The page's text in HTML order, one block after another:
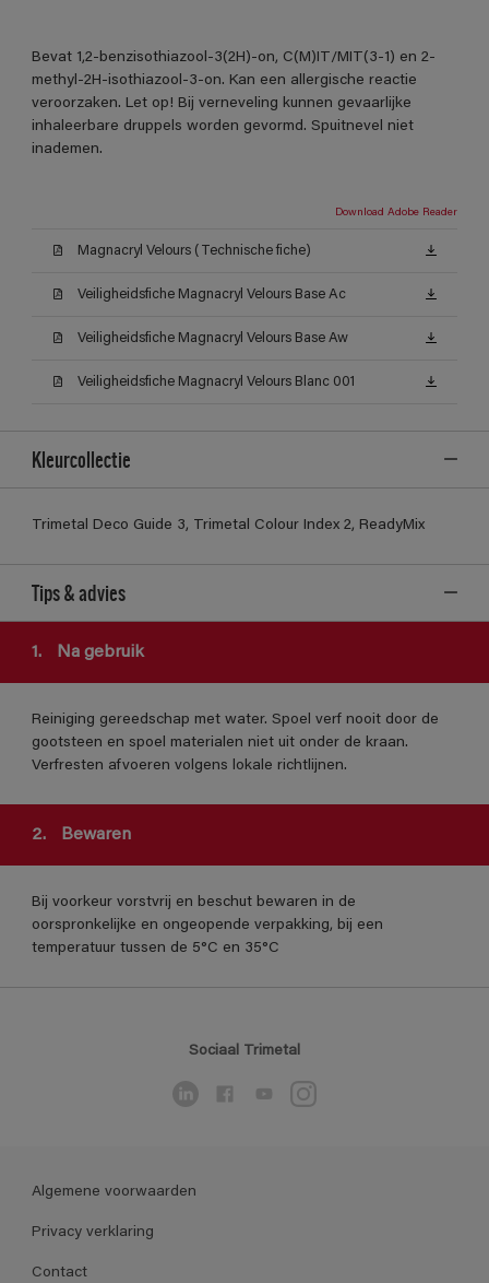
Bevat 1,2-benzisothiazool-3(2H)-on, C(M)IT/MIT(3-1) en 2-
methyl-2H-isothiazool-3-on. Kan een allergische reactie
veroorzaken. Let op! Bij verneveling kunnen gevaarlijke
inhaleerbare druppels worden gevormd. Spuitnevel niet
inademen.
Download Adobe Reader
Magnacryl Velours (Technische fiche)
Veiligheidsfiche Magnacryl Velours Base Ac
Veiligheidsfiche Magnacryl Velours Base Aw
Veiligheidsfiche Magnacryl Velours Blanc 001
Kleurcollectie
Trimetal Deco Guide 3, Trimetal Colour Index 2, ReadyMix
Tips & advies
1. Na gebruik
Reiniging gereedschap met water. Spoel verf nooit door de
gootsteen en spoel materialen niet uit onder de kraan.
Verfresten afvoeren volgens lokale richtlijnen.
2. Bewaren
Bij voorkeur vorstvrij en beschut bewaren in de
oorspronkelijke en ongeopende verpakking, bij een
temperatuur tussen de 5°C en 35°C
Sociaal Trimetal
Algemene voorwaarden
Privacy verklaring
Contact